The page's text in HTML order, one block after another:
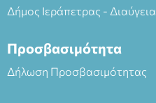
Δήμος Ιεράπετρας - Διαύγεια
Προσβασιμότητα
Δήλωση Προσβασιμότητας